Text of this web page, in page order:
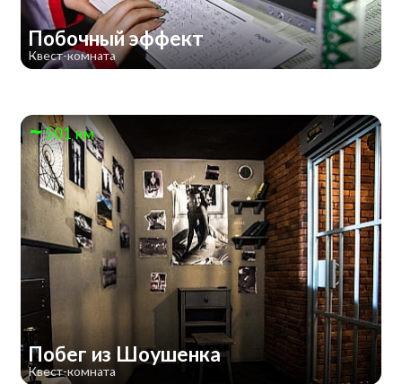
Побочный эффект
Квест-комната
501 км
Побег из Шоушенка
Квест-комната